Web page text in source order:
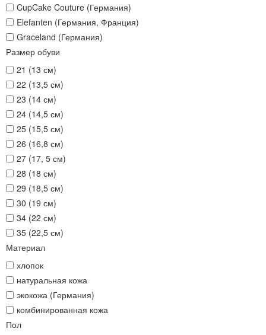
CupCake Couture (Германия)
Elefanten (Германия, Франция)
Graceland (Германия)
Размер обуви
21 (13 см)
22 (13,5 см)
23 (14 см)
24 (14,5 см)
25 (15,5 см)
26 (16,8 см)
27 (17, 5 см)
28 (18 см)
29 (18,5 см)
30 (19 см)
34 (22 см)
35 (22,5 см)
Материал
хлопок
натуральная кожа
экокожа (Германия)
комбинированная кожа
Пол